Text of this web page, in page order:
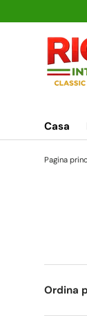
Casa
Pagina
Ordina